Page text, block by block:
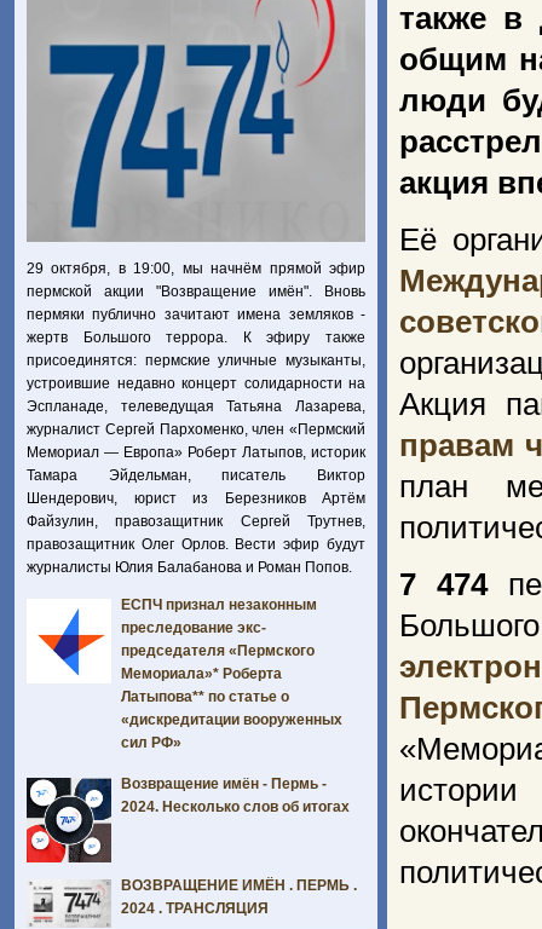
также в
общим
люди
акция
Её
Акция
правам
план
7 474
29 октября, в 19:00, мы начнём прямой эфир
пермской акции "Возвращение имён". Вновь
пермяки публично зачитают имена земляков -
жертв Большого террора. К эфиру также
присоединятся: пермские уличные музыканты,
устроившие недавно концерт солидарности на
Эспланаде, телеведущая Татьяна Лазарева,
журналист Сергей Пархоменко, член «Пермский
Мемориал — Европа» Роберт Латыпов, историк
Тамара Эйдельман, писатель Виктор
Шендерович, юрист из Березников Артём
Файзулин, правозащитник Сергей Трутнев,
правозащитник Олег Орлов. Вести эфир будут
журналисты Юлия Балабанова и Роман Попов.
ЕСПЧ признал незаконным
преследование экс-
председателя «Пермского
Мемориала»* Роберта
Латыпова** по статье о
«дискредитации вооруженных
сил РФ»
Возвращение имён - Пермь -
2024. Несколько слов об итогах
ВОЗВРАЩЕНИЕ ИМЁН . ПЕРМЬ .
2024 . ТРАНСЛЯЦИЯ